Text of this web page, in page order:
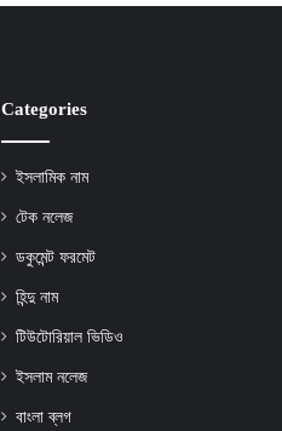
Categories
ইসলামিক নাম
টেক নলেজ
ডকুমেন্ট ফরমেট
হিন্দু নাম
টিউটোরিয়াল ভিডিও
ইসলাম নলেজ
বাংলা ব্লগ